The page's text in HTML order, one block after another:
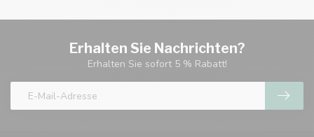
Erhalten Sie Nachrichten?
Erhalten Sie sofort 5 % Rabatt!